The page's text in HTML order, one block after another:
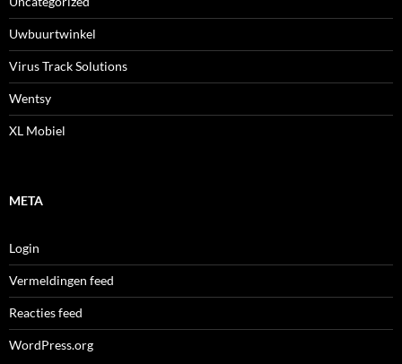
Uwbuurtwinkel
Virus Track Solutions
Wentsy
XL Mobiel
META
Login
Vermeldingen feed
Reacties feed
WordPress.org